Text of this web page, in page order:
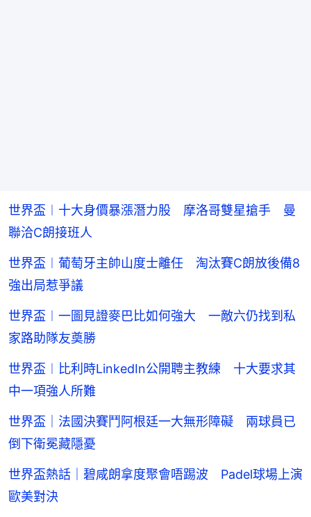
世界盃︱十大身價暴漲潛力股 摩洛哥雙星搶手 曼
聯洽C朗接班人
世界盃︱葡萄牙主帥山度士離任 淘汰賽C朗放後備8
強出局惹爭議
世界盃︱一圖見證麥巴比如何強大 一敵六仍找到私
家路助隊友奠勝
世界盃︱比利時LinkedIn公開聘主教練 十大要求其
中一項強人所難
世界盃｜法國決賽鬥阿根廷一大無形障礙 兩球員已
倒下衛冕藏隱憂
世界盃熱話｜碧咸朗拿度聚會唔踢波 Padel球場上演
歐美對決